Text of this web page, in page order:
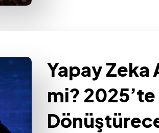
Yapay Zeka
mi? 2025’te